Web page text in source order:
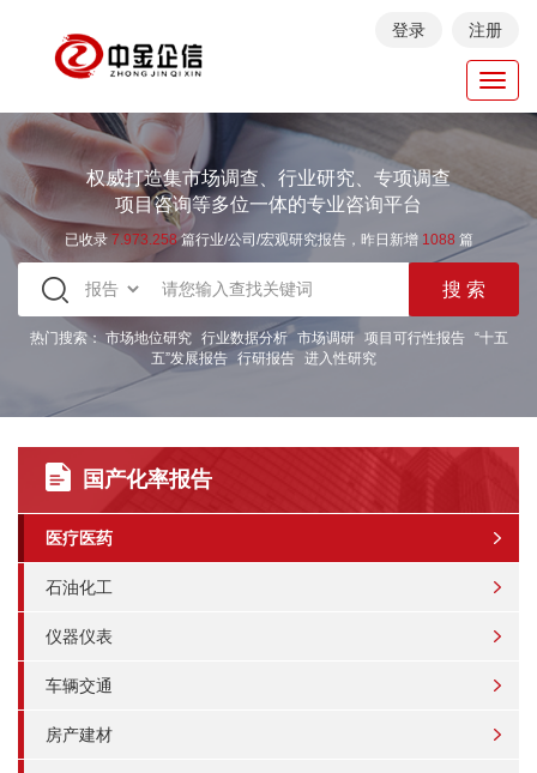
登录 注册
权威打造集市场调查、行业研究、专项调查
项目咨询等多位一体的专业咨询平台
已收录 7.973.258篇行业/公司/宏观研究报告，昨日新增 1088 篇
热门搜索： 市场地位研究 行业数据分析 市场调研 项目可行性报告
“十五
五”发展报告 行研报告 进入性研究
国产化率报告
医疗医药
石油化工
仪器仪表
车辆交通
房产建材